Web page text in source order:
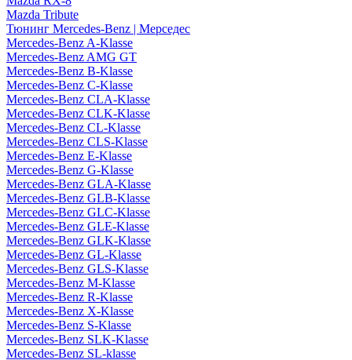
Mazda Tribute
Тюнинг Mercedes-Benz | Мерседес
Mercedes-Benz A-Klasse
Mercedes-Benz AMG GT
Mercedes-Benz B-Klasse
Mercedes-Benz C-Klasse
Mercedes-Benz CLA-Klasse
Mercedes-Benz CLK-Klasse
Mercedes-Benz CL-Klasse
Mercedes-Benz CLS-Klasse
Mercedes-Benz E-Klasse
Mercedes-Benz G-Klasse
Mercedes-Benz GLA-Klasse
Mercedes-Benz GLB-Klasse
Mercedes-Benz GLC-Klasse
Mercedes-Benz GLE-Klasse
Mercedes-Benz GLK-Klasse
Mercedes-Benz GL-Klasse
Mercedes-Benz GLS-Klasse
Mercedes-Benz M-Klasse
Mercedes-Benz R-Klasse
Mercedes-Benz X-Klasse
Mercedes-Benz S-Klasse
Mercedes-Benz SLK-Klasse
Mercedes-Benz SL-klasse